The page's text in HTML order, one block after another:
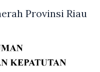
Provinsi Riau